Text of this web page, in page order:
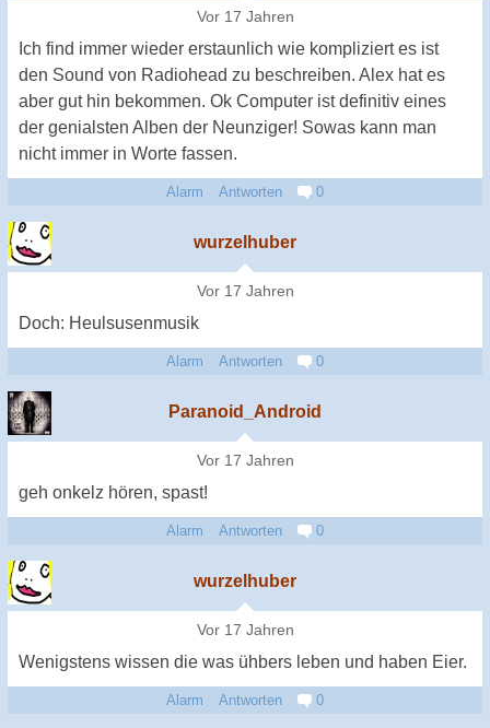
Vor 17 Jahren
Ich find immer wieder erstaunlich wie kompliziert es ist
den Sound von Radiohead zu beschreiben. Alex hat es
aber gut hin bekommen. Ok Computer ist definitiv eines
der genialsten Alben der Neunziger! Sowas kann man
nicht immer in Worte fassen.
Alarm Antworten 0
wurzelhuber
Vor 17 Jahren
Doch: Heulsusenmusik
Alarm Antworten 0
Paranoid_Android
Vor 17 Jahren
geh onkelz hören, spast!
Alarm Antworten 0
wurzelhuber
Vor 17 Jahren
Wenigstens wissen die was ühbers leben und haben Eier.
Alarm Antworten 0